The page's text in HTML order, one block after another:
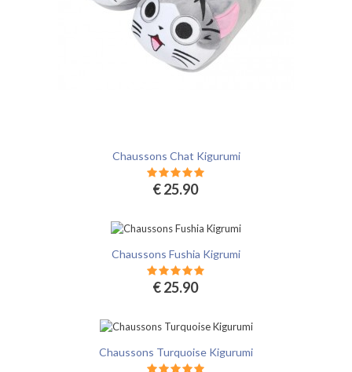
Chaussons Chat Kigurumi
€ 25.90
Chaussons Fushia Kigrumi
€ 25.90
Chaussons Turquoise Kigurumi